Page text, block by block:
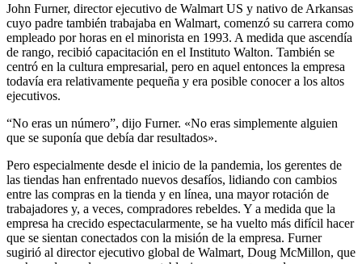
John Furner, director ejecutivo de Walmart US y nativo de Arkansas
cuyo padre también trabajaba en Walmart, comenzó su carrera como
empleado por horas en el minorista en 1993. A medida que ascendía
de rango, recibió capacitación en el Instituto Walton. También se
centró en la cultura empresarial, pero en aquel entonces la empresa
todavía era relativamente pequeña y era posible conocer a los altos
ejecutivos.
“No eras un número”, dijo Furner. «No eras simplemente alguien
que se suponía que debía dar resultados».
Pero especialmente desde el inicio de la pandemia, los gerentes de
las tiendas han enfrentado nuevos desafíos, lidiando con cambios
entre las compras en la tienda y en línea, una mayor rotación de
trabajadores y, a veces, compradores rebeldes. Y a medida que la
empresa ha crecido espectacularmente, se ha vuelto más difícil hacer
que se sientan conectados con la misión de la empresa. Furner
sugirió al director ejecutivo global de Walmart, Doug McMillon, que